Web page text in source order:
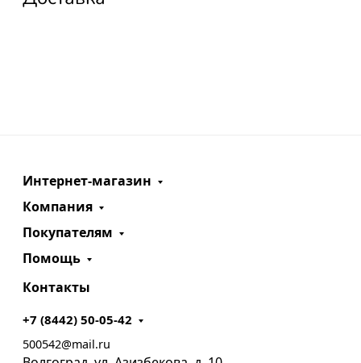
Интернет-магазин
Компания
Покупателям
Помощь
Контакты
+7 (8442) 50-05-42
500542@mail.ru